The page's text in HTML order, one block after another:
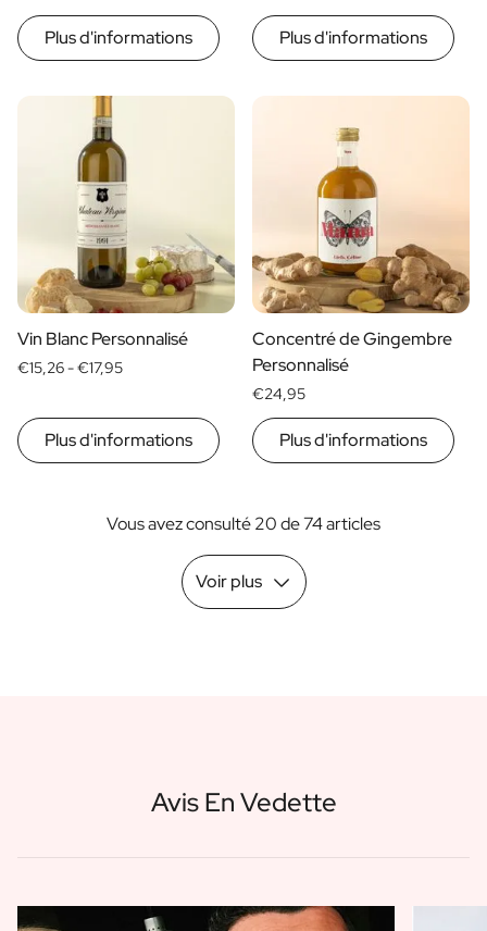
Plus d'informations Plus d'informations
Vin Blanc Personnalisé
€15,26 -€17,95
Plus d'informations
Concentré de Gingembre
Personnalisé
€24,95
Plus d'informations
Vous avez consulté 20 de 74 articles
Voir plus
Avis En Vedette